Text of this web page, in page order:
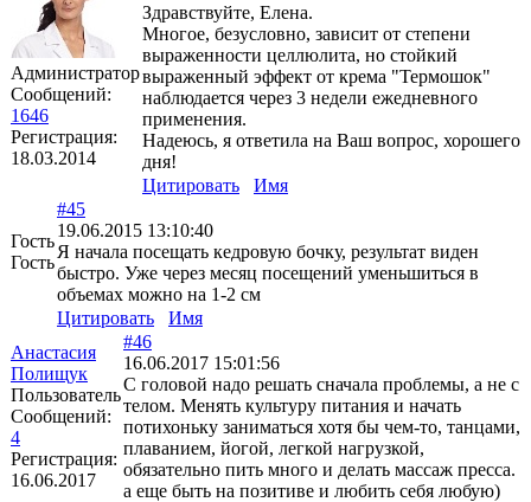
Администратор
Сообщений:
1646
Регистрация:
18.03.2014
Здравствуйте, Елена.
Многое, безусловно, зависит от степени
выраженности целлюлита, но стойкий
выраженный эффект от крема "Термошок"
наблюдается через 3 недели ежедневного
применения.
Надеюсь, я ответила на Ваш вопрос, хорошего
дня!
Цитировать
Имя
Гость
Гость
#45
19.06.2015 13:10:40
Я начала посещать кедровую бочку, результат виден
быстро. Уже через месяц посещений уменьшиться в
объемах можно на 1-2 см
Цитировать
Имя
Анастасия
Полищук
Пользователь
Сообщений:
4
Регистрация:
16.06.2017
#46
16.06.2017 15:01:56
С головой надо решать сначала проблемы, а не с
телом. Менять культуру питания и начать
потихоньку заниматься хотя бы чем-то, танцами,
плаванием, йогой, легкой нагрузкой,
обязательно пить много и делать массаж пресса.
а еще быть на позитиве и любить себя любую)